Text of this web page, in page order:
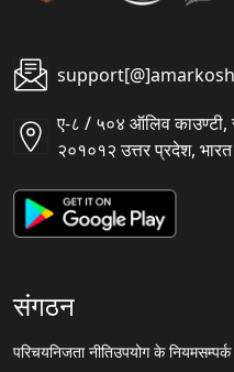
ए-८ / ५०४ ऑलिव काउण्टी,
२०१०१२ उत्तर प्रदेश, भारत
संगठन
परिचयनिजता नीतिउपयोग के नियम